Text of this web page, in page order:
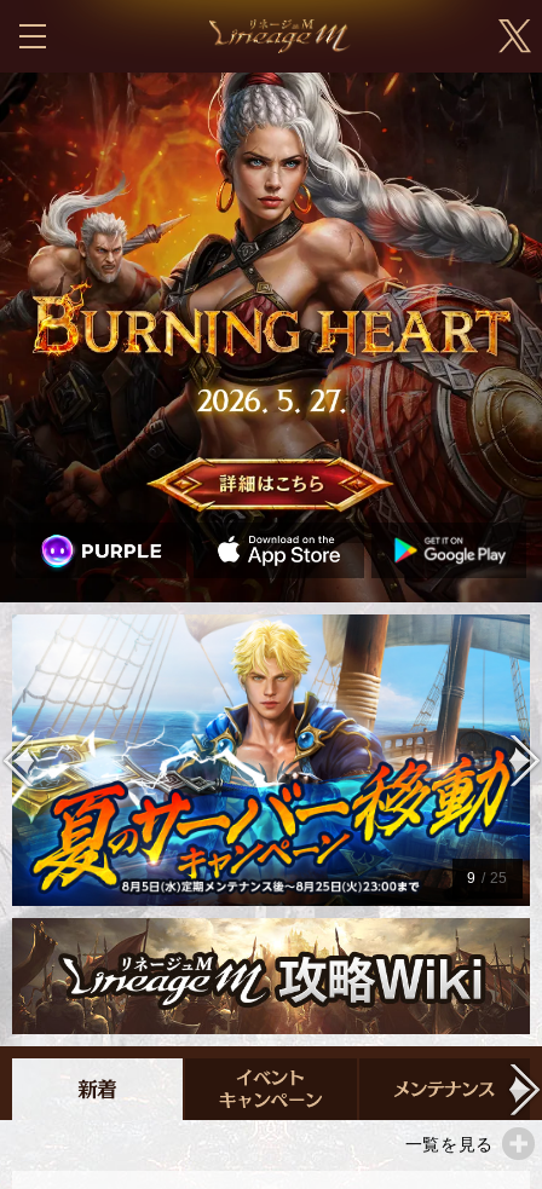
9 / 25
一覧を見る